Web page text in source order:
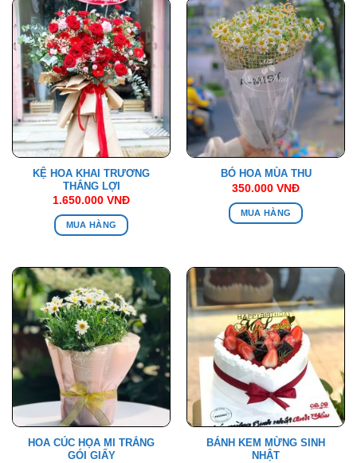
KỆ HOA KHAI TRƯƠNG
THẮNG LỢI
1.650.000 VNĐ
MUA HÀNG
BÓ HOA MÙA THU
350.000 VNĐ
MUA HÀNG
HOA CÚC HỌA MI TRẮNG
GÓI GIẤY
BÁNH KEM MỪNG SINH
NHẬT